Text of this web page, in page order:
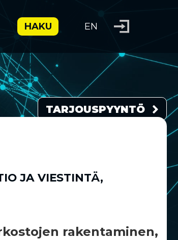
HAKU EN
TARJOUSPYYNTÖ
JA VIESTINTÄ,
rakentaminen,